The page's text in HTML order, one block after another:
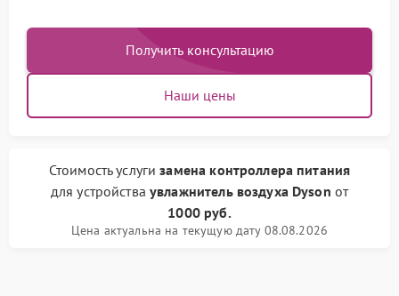
Получить консультацию
Наши цены
Стоимость услугизамена контроллера питания
для устройстваувлажнитель воздуха Dyson от
1000 руб.
Цена актуальна на текущую дату 08.08.2026